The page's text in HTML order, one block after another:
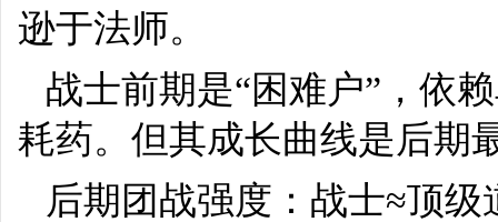
逊于法师。
战士前期是“困难户”，依
耗药。但其成长曲线是后期
后期团战强度：战士≈顶级